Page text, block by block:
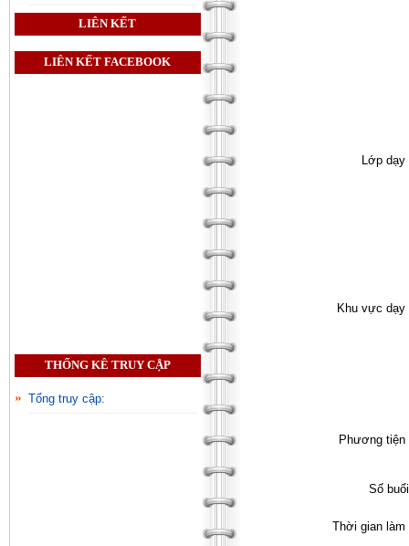
LIÊN KẾT
LIÊN KẾT FACEBOOK
THỐNG KÊ TRUY CẬP
Tổng truy cập:
Lớp dạy
Khu vực dạy
Phương tiện
Số
Thời gian làm